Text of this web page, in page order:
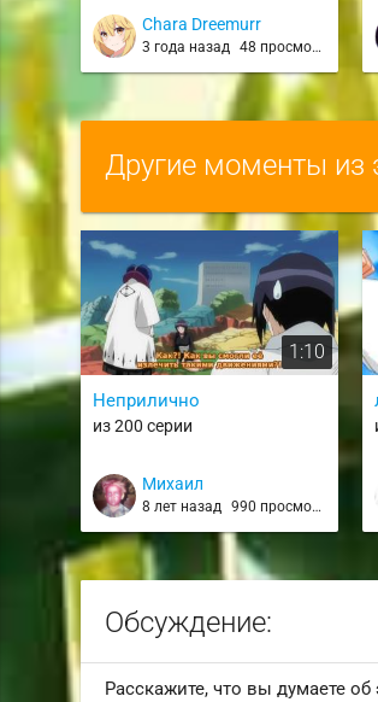
Narimasu. / oretsui
Chara Dreemurr
3 года назад 48 просмотров
Другие моменты из
1:10
Неприлично
из 200 серии
Михаил
8 лет назад 990 просмотров
Обсуждение:
Расскажите, что вы думаете